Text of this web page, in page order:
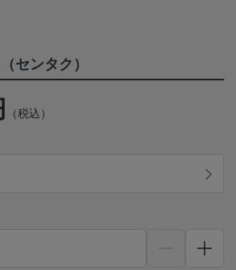
センタク）
（税込）